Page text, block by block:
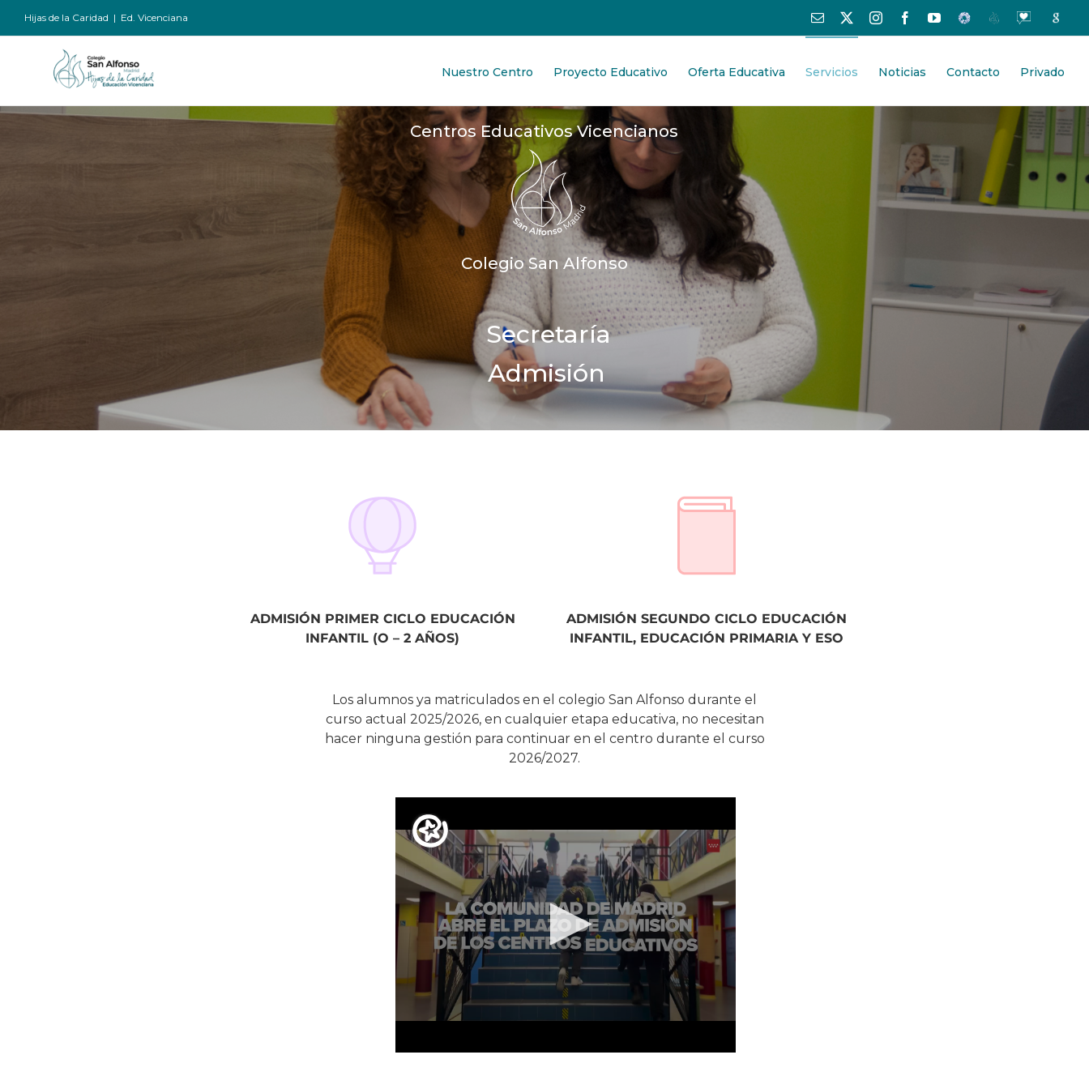
contenido
Hijas de la Caridad | Ed. Vicenciana
CorreoX InstagramFacebookYouTube
EducamosCentros
Centro
OracionesGoogle
Nuestro Centro Proyecto Educativo Oferta Educativa Servicios Noticias Contacto Privado
Centros Educativos Vicencianos
Colegio San Alfonso
Admisión
Secretaría
ADMISIÓN PRIMER CICLO EDUCACIÓN
INFANTIL (O – 2 AÑOS)
ADMISIÓN SEGUNDO CICLO EDUCACIÓN
INFANTIL, EDUCACIÓN PRIMARIA Y ESO
Los alumnos ya matriculados en el colegio San Alfonso durante el
curso actual 2025/2026, en cualquier etapa educativa, no necesitan
hacer ninguna gestión para continuar en el centro durante el curso
2026/2027.